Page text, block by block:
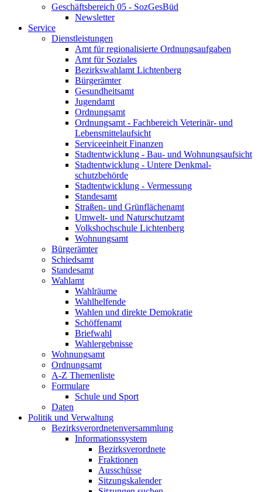
Geschäftsbereich 05 - SozGesBüd
Newsletter
Service
Dienst­leistungen
Amt für regionalisierte Ordnungs­aufgaben
Amt für Soziales
Bezirkswahlamt Lichtenberg
Bürgerämter
Gesundheitsamt
Jugendamt
Ordnungsamt
Ordnungsamt - Fachbereich Veterinär- und
Lebensmittel­aufsicht
Serviceeinheit Finanzen
Stadtentwicklung - Bau- und Wohnungsaufsicht
Stadtentwicklung - Untere Denkmal­
schutzbehörde
Stadtentwicklung - Vermessung
Standesamt
Straßen- und Grünflächenamt
Umwelt- und Naturschutzamt
Volkshochschule Lichtenberg
Wohnungs­amt
Bürgerämter
Schiedsamt
Standesamt
Wahlamt
Wahlräume
Wahlhelfende
Wahlen und direkte Demokratie
Schöffenamt
Briefwahl
Wahlergebnisse
Wohnungsamt
Ordnungsamt
A-Z Themenliste
Formulare
Schule und Sport
Daten
Politik und Verwaltung
Bezirks­verordneten­versammlung
Informations­­system
Bezirks­verordnete
Fraktionen
Ausschüsse
Sitzungs­kalender